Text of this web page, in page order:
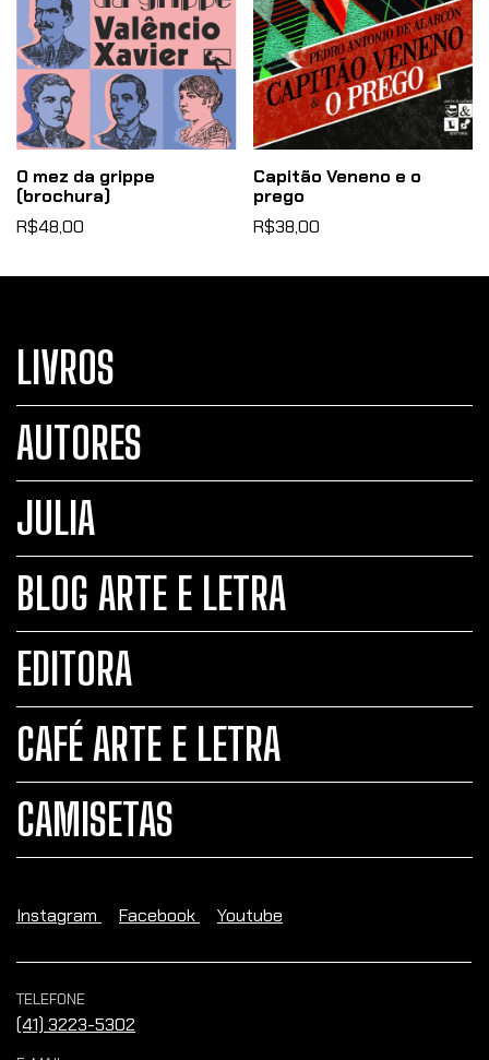
O mez da grippe
(brochura)
R$48,00
Capitão Veneno e o
prego
R$38,00
LIVROS
AUTORES
JULIA
BLOG ARTE E LETRA
EDITORA
CAFÉ ARTE E LETRA
CAMISETAS
Instagram Facebook Youtube
TELEFONE
(41) 3223-5302